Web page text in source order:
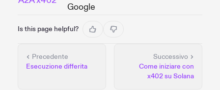
Google
Is this page helpful?
Precedente
Esecuzione differita
Successivo
Come iniziare con
x402 su Solana